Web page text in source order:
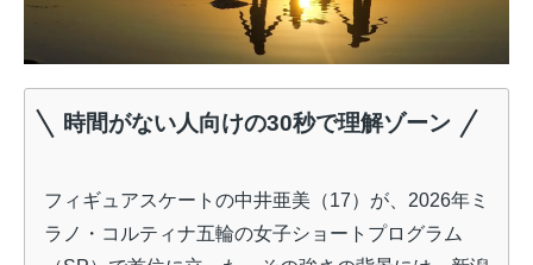
時間がない人向けの30秒で理解ゾーン
フィギュアスケートの中井亜美（17）が、2026年ミ
ラノ・コルティナ五輪の女子ショートプログラム